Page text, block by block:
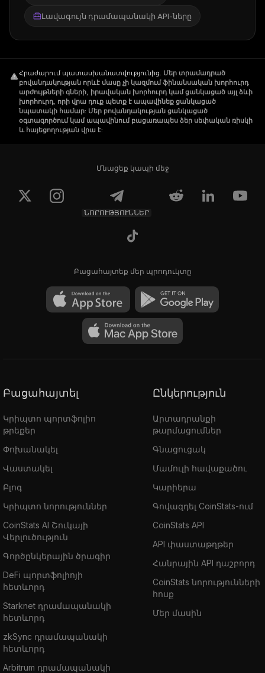
Լավագույն դրամապանակի API-ները
Հրաժարում պատասխանատվությունից. Մեր տրամադրած
բովանդակության որևէ մասը չի կազմում ֆինանսական խորհուրդ
արժույթների գների, իրավական խորհուրդ կամ ցանկացած այլ ձևի
խորհուրդ, որի վրա դուք պետք է ապավինեք ցանկացած
նպատակի համար: Մեր բովանդակության ցանկացած
օգտագործում կամ ապավինում բացառապես ձեր սեփական ռիսկի
և հայեցողության վրա է:
Մնացեք կապի մեջ
ՆՈՐՈՒԹՅՈՒՆՆԵՐ
Բացահայտեք մեր պրոդուկտը
Բացահայտել
Կրիպտո պորտֆոլիո
թրեքեր
Փոխանակել
Վաստակել
Բլոգ
Կրիպտո նորություններ
CoinStats AI Շուկայի
Վերլուծություն
Գործընկերային ծրագիր
DeFi պորտֆոլիոյի
հետևորդ
Starknet դրամապանակի
հետևորդ
zkSync դրամապանակի
հետևորդ
Arbitrum դրամապանակի
Ընկերություն
Արտադրանքի
թարմացումներ
Գնացուցակ
Մամուլի հավաքածու
Կարիերա
Գովազդել CoinStats-ում
CoinStats API
API փաստաթղթեր
Հանրային API դաշբորդ
CoinStats նորությունների
հոսք
Մեր մասին